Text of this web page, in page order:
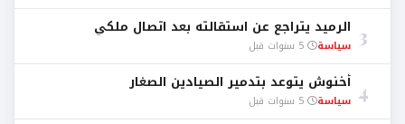
3 الرميد يتراجع عن استقالته بعد اتصال ملكي
سياسة
4 أخنوش يتوعد بتدمير الصيادين الصغار
سياسة